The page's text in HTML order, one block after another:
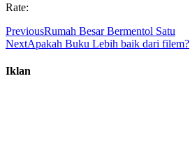
Rate:
PreviousRumah Besar Bermentol Satu
NextApakah Buku Lebih baik dari filem?
Iklan